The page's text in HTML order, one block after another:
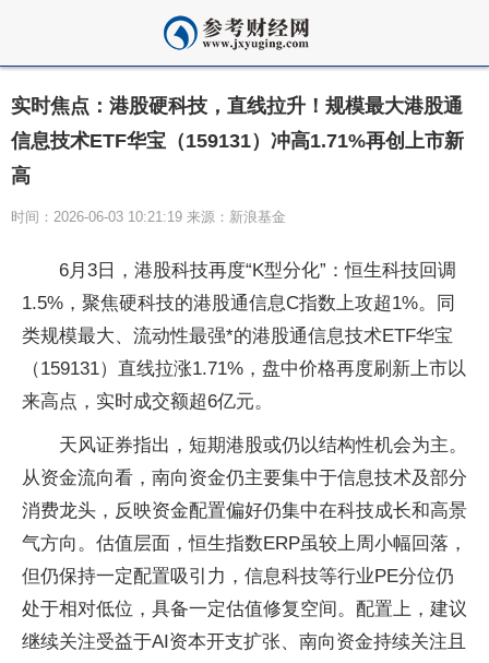
实时焦点：港股硬科技，直线拉升！规模最大港股通
信息技术ETF华宝（159131）冲高1.71%再创上市新
高
时间：2026-06-03 10:21:19 来源：新浪基金
6月3日，港股科技再度“K型分化”：恒生科技回调
1.5%，聚焦硬科技的港股通信息C指数上攻超1%。同
类规模最大、流动性最强*的港股通信息技术ETF华宝
（159131）直线拉涨1.71%，盘中价格再度刷新上市以
来高点，实时成交额超6亿元。
天风证券指出，短期港股或仍以结构性机会为主。
从资金流向看，南向资金仍主要集中于信息技术及部分
消费龙头，反映资金配置偏好仍集中在科技成长和高景
气方向。估值层面，恒生指数ERP虽较上周小幅回落，
但仍保持一定配置吸引力，信息科技等行业PE分位仍
处于相对低位，具备一定估值修复空间。配置上，建议
继续关注受益于AI资本开支扩张、南向资金持续关注且